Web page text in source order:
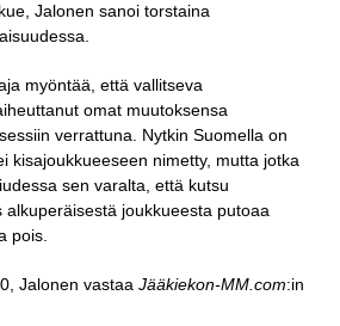
Jalonen sanoi torstaina
myöntää, että vallitseva
omat muutoksensa
verrattuna. Nytkin Suomella on
kisajoukkueeseen nimetty, mutta jotka
sen varalta, että kutsu
alkuperäisestä joukkueesta putoaa
pois.
Jalonen vastaa Jääkiekon-MM.com:in